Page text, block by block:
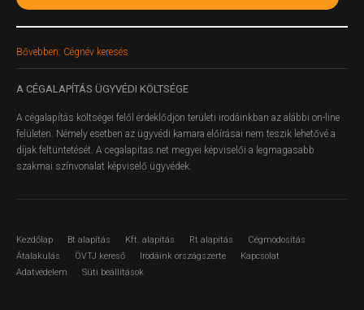
Bővebben: Cégnév keresés
A CÉGALAPÍTÁS ÜGYVÉDI KÖLTSÉGE
A cégalapítás költségei felől érdeklődjön területi irodáinkban az alábbi on-line
felületen. Némely esetben az ügyvédi kamara előírásai nem teszik lehetővé a
díjak feltüntetését. A cegalapitas.net megyei képviselői a legmagasabb
szakmai színvonalat képviselő ügyvédek.
Kezdőlap Bt alapítás Kft. alapítás Rt alapítás
Cégmódosítás
Átalakulás
ÖVTJ kereső Irodáink országszerte
Kapcsolat
Adatvédelem
Süti beállítások